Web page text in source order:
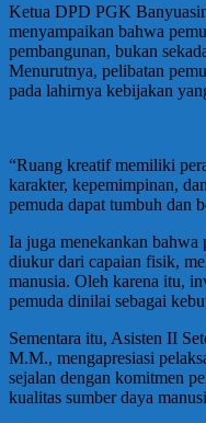
Ketua DPD PGK
menyampaikan bahwa
pembangunan, bukan
Menurutnya, pelibatan
pada lahirnya kebijakan
“Ruang kreatif memiliki
karakter, kepemimpinan,
pemuda dapat tumbuh dan
Ia juga menekankan bahwa
diukur dari capaian fisik,
manusia. Oleh karena itu,
pemuda dinilai sebagai
Sementara itu, Asisten II
M.M., mengapresiasi
sejalan dengan komitmen
kualitas sumber daya